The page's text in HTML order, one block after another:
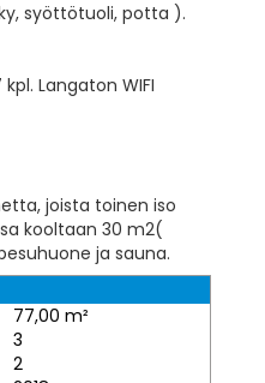
syöttötuoli, potta ).
Langaton WIFI
joista toinen iso
kooltaan 30 m2(
ja sauna.
77,00 m²
3
2